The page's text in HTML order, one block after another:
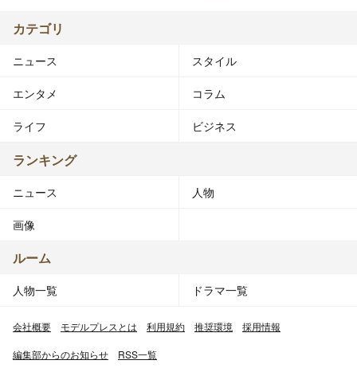
カテゴリ
ニュース スタイル
エンタメ コラム
ライフ ビジネス
ランキング
ニュース 人物
画像
ルーム
人物一覧 ドラマ一覧
会社概要 モデルプレスとは 利用規約 推奨環境 採用情報
編集部からのお知らせ RSS一覧